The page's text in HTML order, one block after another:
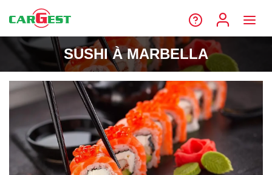
SUSHI À MARBELLA